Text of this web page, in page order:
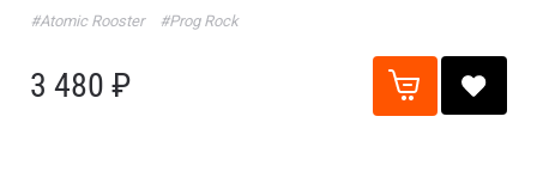
#Atomic Rooster #Prog Rock
3 480 ₽